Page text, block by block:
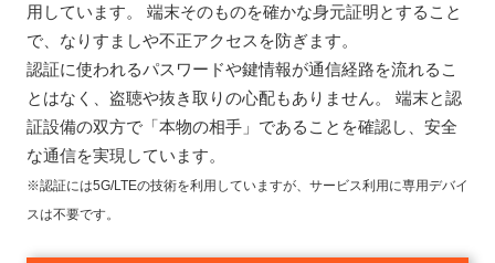
用しています。 端末そのものを確かな身元証明とすること
で、なりすましや不正アクセスを防ぎます。
認証に使われるパスワードや鍵情報が通信経路を流れるこ
とはなく、盗聴や抜き取りの心配もありません。 端末と認
証設備の双方で「本物の相手」であることを確認し、安全
な通信を実現しています。
※認証には5G/LTEの技術を利用していますが、サービス利用に専用デバイ
スは不要です。